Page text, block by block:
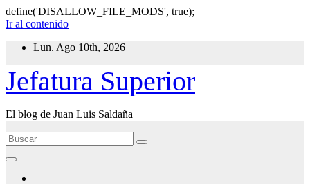
define('DISALLOW_FILE_MODS', true);
Ir al contenido
Lun. Ago 10th, 2026
Jefatura Superior
El blog de Juan Luis Saldaña